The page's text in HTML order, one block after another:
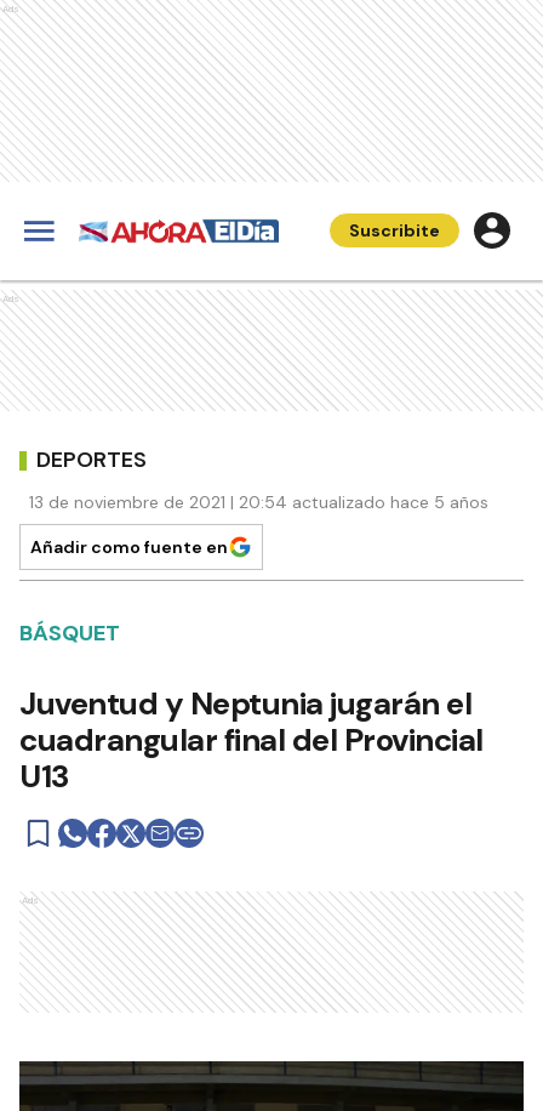
Ads
Suscribite
Ads
DEPORTES
13 de noviembre de 2021 | 20:54 actualizado hace 5 años
Añadir como fuente en
BÁSQUET
Juventud y Neptunia jugarán el
cuadrangular final del Provincial
U13
Ads